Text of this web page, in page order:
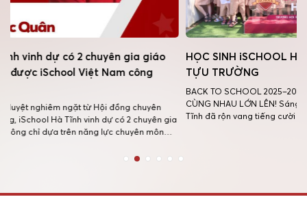
gia giáo
công
đồng chuyên
có 2 chuyên gia
chuyên môn
HỌC SINH iSCHOOL HÀ TĨNH RỘN RÀNG
TỰU TRƯỜNG
BACK TO SCHOOL 2025–2026 TOGETHER WE GROW –
CÙNG NHAU LỚN LÊN! Sáng nay sân trường iSchool Hà
Tĩnh đã rộn vang tiếng cười của các iSers quay trở lại
trường sau kỳ nghỉ hè bên gia đình. Những nụ cười giòn